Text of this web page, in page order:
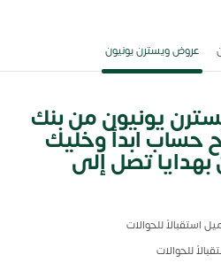
عروض ويسترن يونيون
يونيون من بنك
حساب ابدأ وخليك
فائزين بهدايا تصل إلى
استقبالاً للحوالات